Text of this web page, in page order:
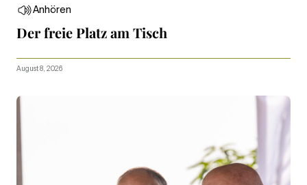
Anhören
Der freie Platz am Tisch
August 8, 2026